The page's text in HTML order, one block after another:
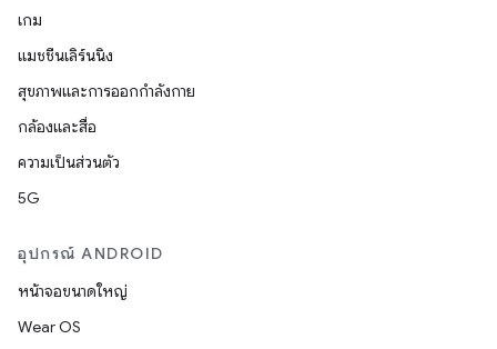
เกม
แมชชีนเลิร์นนิง
สุขภาพและการออกกำลังกาย
กล้องและสื่อ
ความเป็นส่วนตัว
5G
อุปกรณ์ ANDROID
หน้าจอขนาดใหญ่
Wear OS